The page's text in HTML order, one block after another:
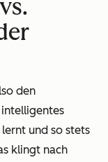
den
und so stets
klingt nach